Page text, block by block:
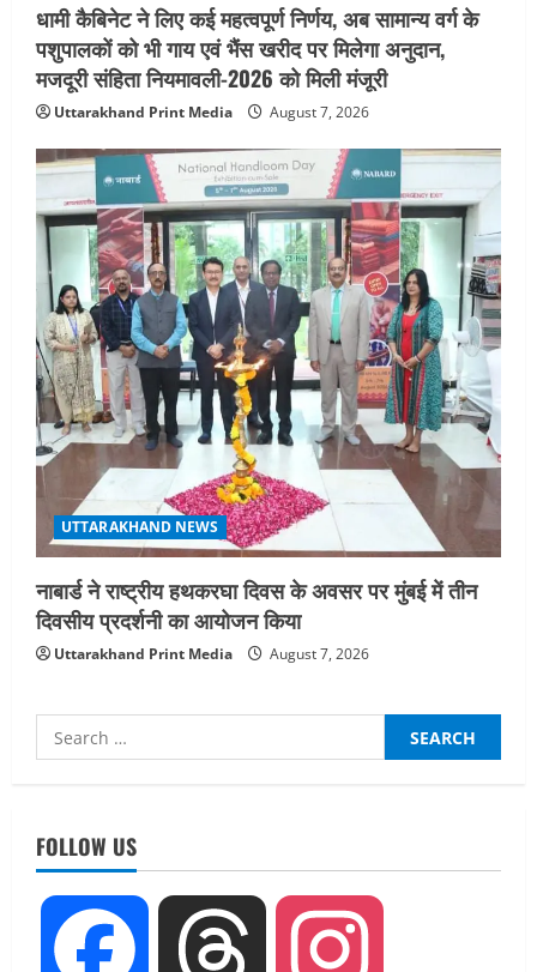
धामी कैबिनेट ने लिए कई महत्वपूर्ण निर्णय, अब सामान्य वर्ग के
पशुपालकों को भी गाय एवं भैंस खरीद पर मिलेगा अनुदान,
मजदूरी संहिता नियमावली-2026 को मिली मंजूरी
Uttarakhand Print Media August 7, 2026
UTTARAKHAND NEWS
नाबार्ड ने राष्ट्रीय हथकरघा दिवस के अवसर पर मुंबई में तीन
दिवसीय प्रदर्शनी का आयोजन किया
Uttarakhand Print Media August 7, 2026
Search
for:
FOLLOW US
Facebook Threads
2
खरीद पर मिलेगा अनुदान, मजदूरी संहिता
नियमावली-2026 को मिली मंजूरी
August 7, 2026